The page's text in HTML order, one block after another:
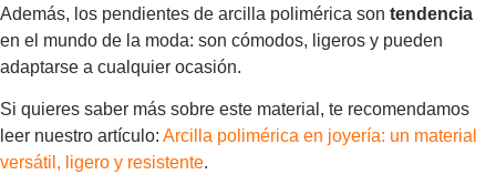
Además, los pendientes de arcilla polimérica son tendencia
en el mundo de la moda: son cómodos, ligeros y pueden
adaptarse a cualquier ocasión.
Si quieres saber más sobre este material, te recomendamos
leer nuestro artículo: Arcilla polimérica en joyería: un material
versátil, ligero y resistente.